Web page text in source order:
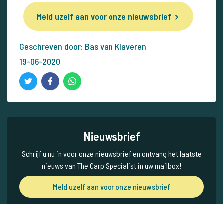
Meld uzelf aan voor onze nieuwsbrief
Geschreven door: Bas van Klaveren
19-06-2020
Nieuwsbrief
Schrijf u nu in voor onze nieuwsbrief en ontvang het laatste
nieuws van The Carp Specialist in uw mailbox!
Meld uzelf aan voor onze nieuwsbrief